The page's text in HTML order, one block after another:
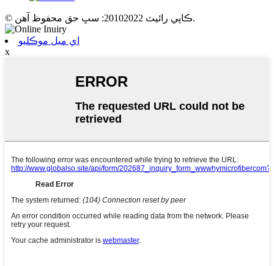
© ڪاپي رائيٽ 20102022: سڀ حق محفوظ آهن.
اي ميل موڪليو
x